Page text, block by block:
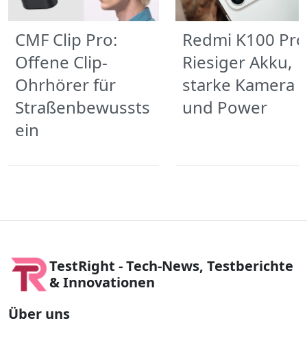
CMF Clip Pro:
Offene Clip-
Ohrhörer für
Straßenbewussts
ein
Redmi K100
Riesiger Akku,
starke Kamera
und Power
TestRight - Tech-News, Testberichte
& Innovationen
Über uns